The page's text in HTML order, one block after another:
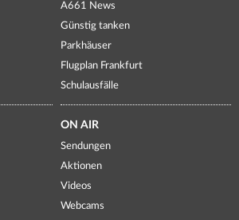
A661 News
Günstig tanken
Parkhäuser
Flugplan Frankfurt
Schulausfälle
ON AIR
Sendungen
Aktionen
Videos
Webcams